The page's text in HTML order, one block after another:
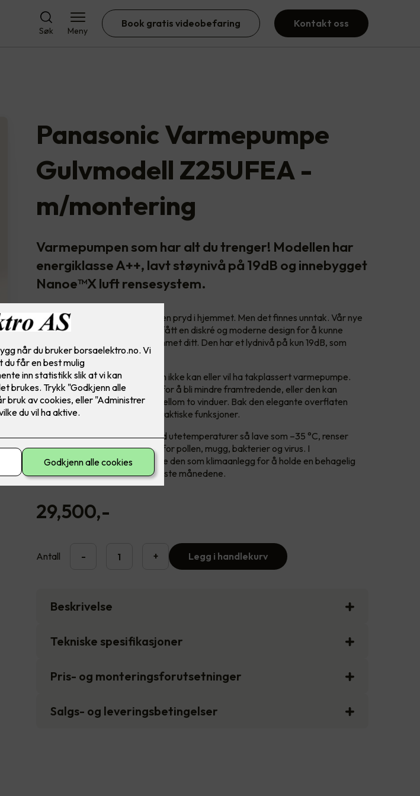
Søk Meny
Book gratis videobefaring Kontakt oss
Panasonic Varmepumpe
Gulvmodell Z25UFEA -
m/montering
Varmepumpen som har alt du trenger! Modellen har
energiklasse A++, lavt støynivå på 19dB og innebygget
Nanoe™X luft rensesystem.
Varmepumper er som regel ingen pryd i hjemmet. Men det finnes unntak. Vår nye
gulvstående varmepumpe har fått en diskré og moderne design for å kunne
smelte inn på beste måte i hjemmet ditt. Den har et lydnivå på kun 19dB, som
tilsvarer hvisking.
Panasonic Z passer for deg som ikke kan eller vil ha takplassert varmepumpe.
Den kan delvis skjules i veggen for å bli mindre framtredende, eller den kan
plasseres under et vindu eller mellom to vinduer. Bak den elegante overflaten
gjemmer det seg en mengde praktiske funksjoner.
I tillegg til å varme huset ditt ved utetemperaturer så lave som –35 °C, renser
varmepumpen også inneluften for pollen, mugg, bakterier og virus. I
sommermånedene kan du bruke den som klimaanlegg for å holde en behagelig
innetemperatur, selv i de varmeste månedene.
29,500,-
Antall - + Legg i handlekurv
Beskrivelse
Tekniske spesifikasjoner
Pris- og monteringsforutsetninger
Salgs- og leveringsbetingelser